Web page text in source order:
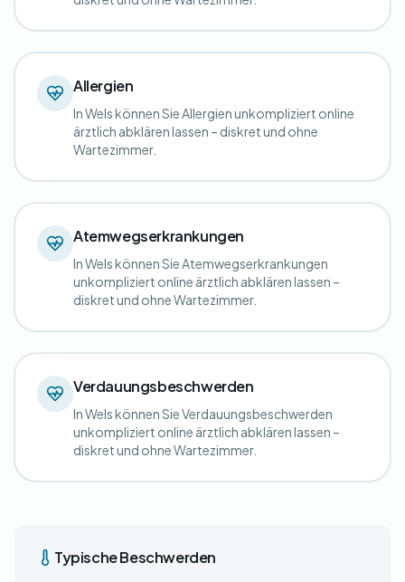
Allergien
In Wels können Sie Allergien unkompliziert online
ärztlich abklären lassen – diskret und ohne
Wartezimmer.
Atemwegserkrankungen
In Wels können Sie Atemwegserkrankungen
unkompliziert online ärztlich abklären lassen –
diskret und ohne Wartezimmer.
Verdauungsbeschwerden
In Wels können Sie Verdauungsbeschwerden
unkompliziert online ärztlich abklären lassen –
diskret und ohne Wartezimmer.
Typische Beschwerden